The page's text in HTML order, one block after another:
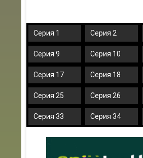
Серия 1 Серия 2
Серия 9 Серия 10
Серия 17 Серия 18
Серия 25 Серия 26
Серия 33 Серия 34